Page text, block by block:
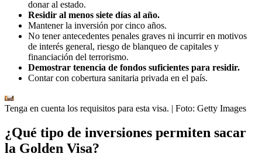
donar al estado.
Residir al menos siete días al año.
Mantener la inversión por cinco años.
No tener antecedentes penales graves ni incurrir en motivos
de interés general, riesgo de blanqueo de capitales y
financiación del terrorismo.
Demostrar tenencia de fondos suficientes para residir.
Contar con cobertura sanitaria privada en el país.
Tenga en cuenta los requisitos para esta visa. | Foto: Getty Images
¿Qué tipo de inversiones permiten sacar
la Golden Visa?